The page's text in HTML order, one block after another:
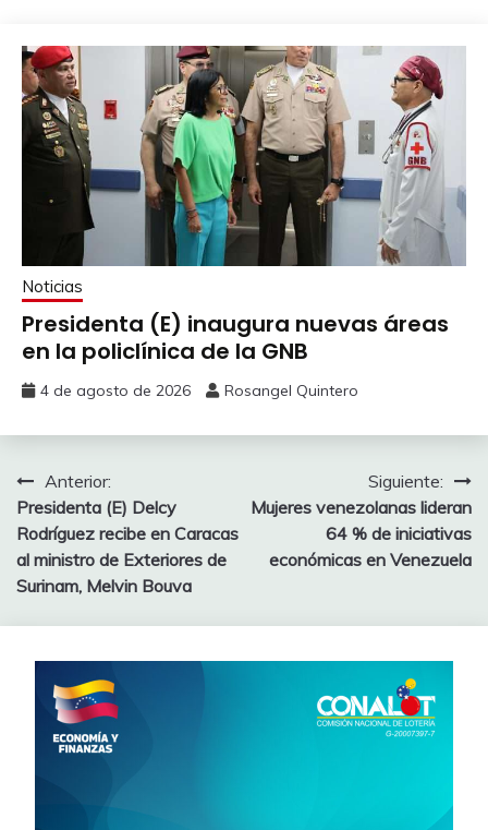
Noticias
Presidenta (E) inaugura nuevas áreas
en la policlínica de la GNB
4 de agosto de 2026 Rosangel Quintero
Anterior:
Presidenta (E) Delcy
Rodríguez recibe en Caracas
al ministro de Exteriores de
Surinam, Melvin Bouva
Siguiente:
Mujeres venezolanas lideran
64 % de iniciativas
económicas en Venezuela